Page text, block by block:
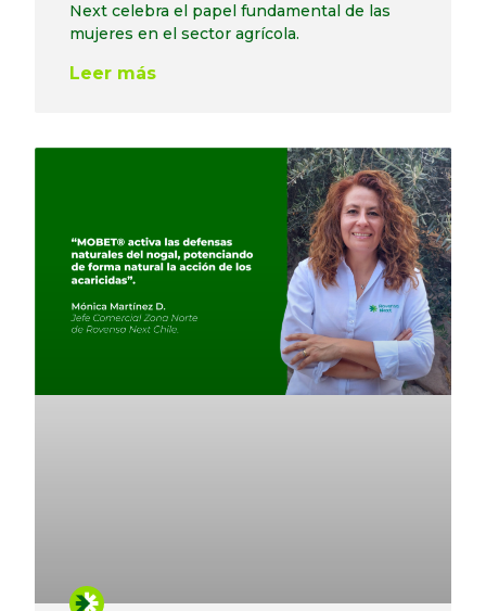
Next celebra el papel fundamental de las
mujeres en el sector agrícola.
Leer más